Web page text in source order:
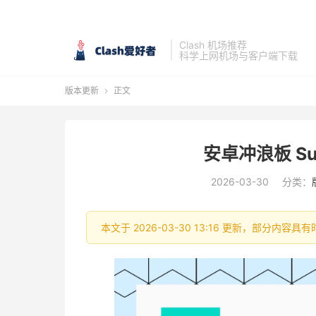
Clash 机场推荐
科学上网机场与客户端下载
版本更新  正文
安卓冲浪板
2026-03-30 分类：
本文于 2026-03-30 13:16 更新，部分内容具有